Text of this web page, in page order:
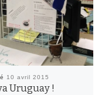
10 avril 2015
Uruguay !